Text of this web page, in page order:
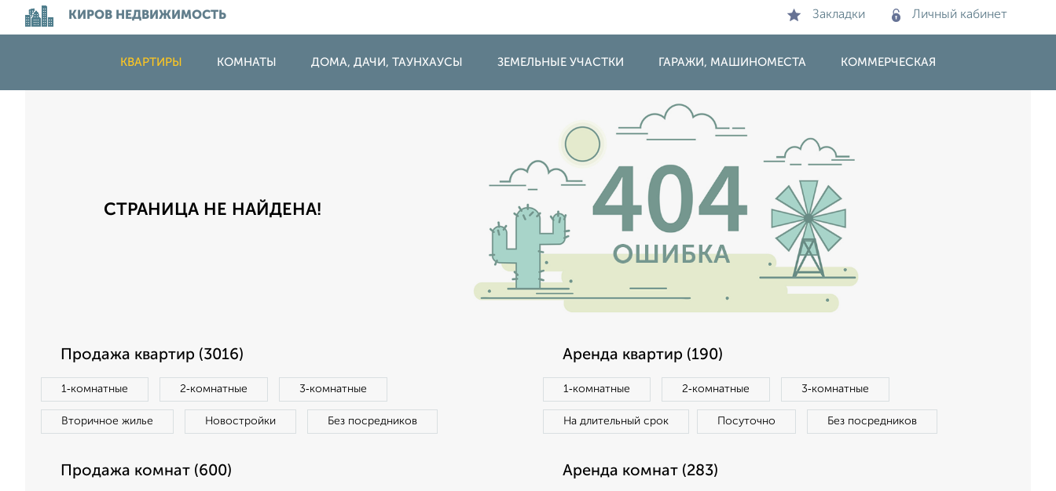
КИРОВ НЕДВИЖИМОСТЬ Закладки Личный кабинет
КВАРТИРЫ КОМНАТЫ ДОМА, ДАЧИ, ТАУНХАУСЫ ЗЕМЕЛЬНЫЕ УЧАСТКИ ГАРАЖИ, МАШИНОМЕСТА КОММЕРЧЕСКАЯ
СТРАНИЦА НЕ НАЙДЕНА!
Продажа квартир (3016)
1‑комнатные 2‑комнатные 3‑комнатные
Вторичное жилье Новостройки Без посредников
Аренда квартир (190)
1‑комнатные 2‑комнатные 3‑комнатные
На длительный срок Посуточно Без посредников
Продажа комнат (600) Аренда комнат (283)